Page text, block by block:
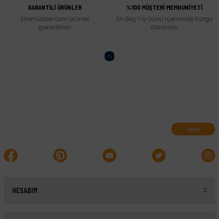
GARANTİLİ ÜRÜNLER
Sitemizdeki tüm ürünler
garantilidir
%100 MÜŞTERİ MEMNUNİYETİ
En Geç 1 İş Günü İçerisinde Kargo
Garantisi
Kayıt Ol
HESABIM